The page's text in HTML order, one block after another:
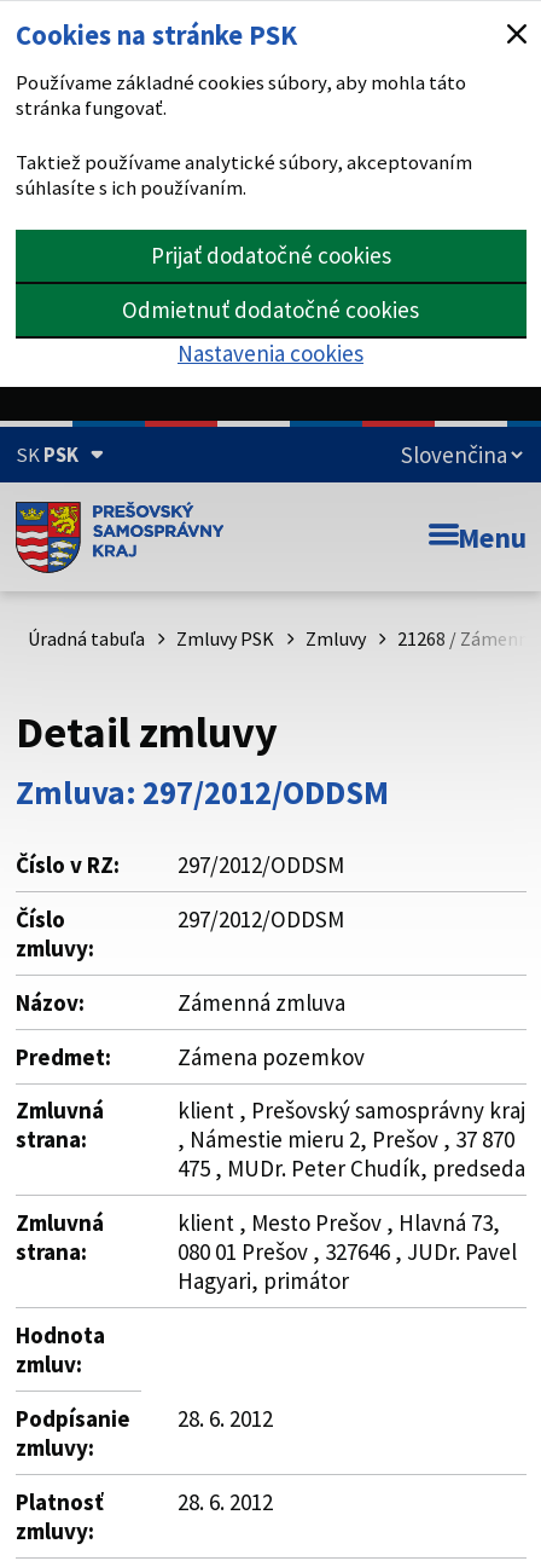
Cookies na stránke PSK
Používame základné cookies súbory, aby mohla táto
stránka fungovať.
Taktiež používame analytické súbory, akceptovaním
súhlasíte s ich používaním.
Prijať dodatočné cookies
Odmietnuť dodatočné cookies
Nastavenia cookies
SKPSK
Doména psk.sk je oficiálna
Toto je oficiálna webová stránka Prešovského
psk.sk.
Buďte pozorní a vždy sa uistite, že zdieľate informácie iba
cez zabezpečenú webovú stránku. Zabezpečená stránka
vždy začína https:// pred názvom domény webového sídla.
Menu
Úradná tabuľa Zmluvy PSK Zmluvy 21268 /
Detail zmluvy
Zmluva: 297/2012/ODDSM
Číslo v RZ:
297/2012/ODDSM
Číslo
zmluvy:
297/2012/ODDSM
Názov:
Zámenná zmluva
Predmet:
Zámena pozemkov
Zmluvná
strana:
klient , Prešovský samosprávny kraj
, Námestie mieru 2, Prešov , 37 870
475 , MUDr. Peter Chudík, predseda
Zmluvná
strana:
klient , Mesto Prešov , Hlavná 73,
080 01 Prešov , 327646 , JUDr. Pavel
Hagyari, primátor
Hodnota
zmluv:
Podpísanie
zmluvy:
28. 6. 2012
Platnosť
zmluvy:
28. 6. 2012